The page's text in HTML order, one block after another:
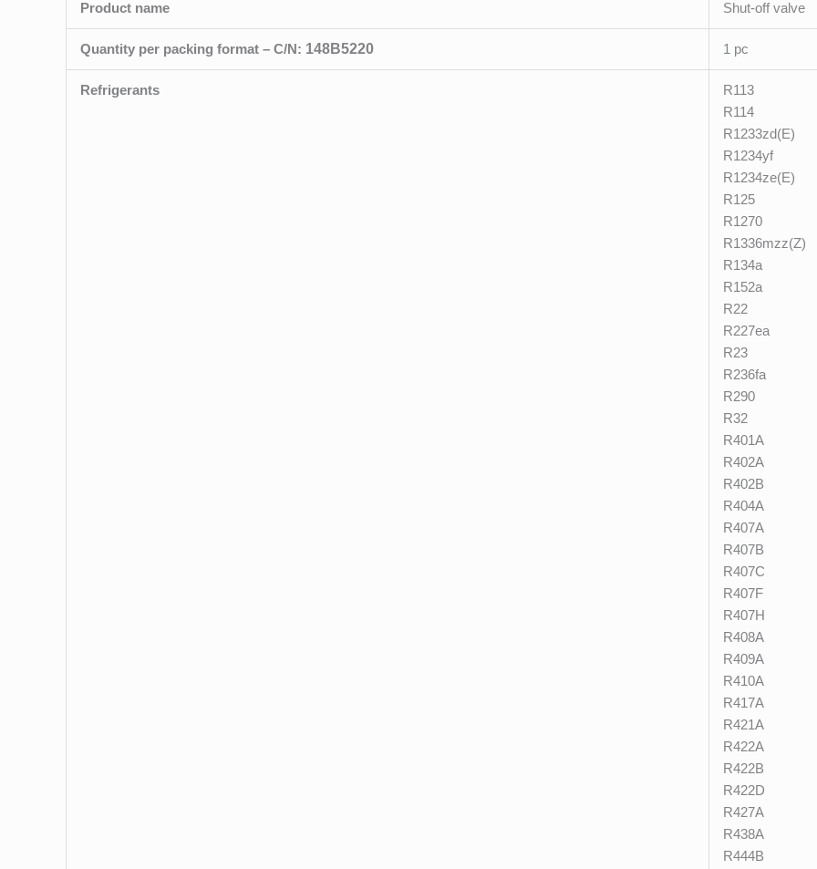
Product name Shut-off valve
Quantity per packing format – C/N: 148B5220 1 pc
Refrigerants
R113
R114
R1233zd(E)
R1234yf
R1234ze(E)
R125
R1270
R1336mzz(Z)
R134a
R152a
R22
R227ea
R23
R236fa
R290
R32
R401A
R402A
R402B
R404A
R407A
R407B
R407C
R407F
R407H
R408A
R409A
R410A
R417A
R421A
R422A
R422B
R422D
R427A
R438A
R444B